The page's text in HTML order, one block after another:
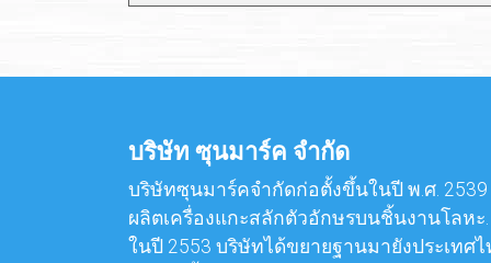
บริษัท ซุนมาร์ค จำกัด
บริษัทซุนมาร์คจำกัดก่อตั้งขึ้นในปี พ.ศ. 2539
ผลิตเครื่องแกะสลักตัวอักษรบนชิ้นงานโลหะ.
ในปี 2553 บริษัทได้ขยายฐานมายังประเทศ